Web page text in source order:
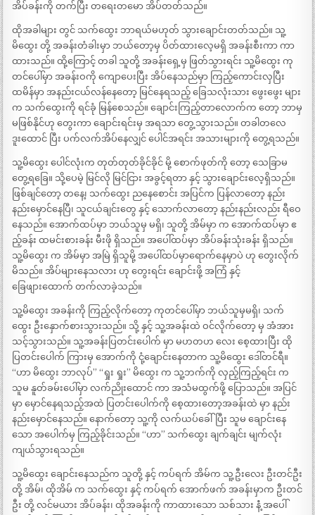
အိပ်ခန်းကို တက်ပြီး တရေးတမော အိပ်တတ်သည်။
ထိုအခါများ တွင် သက်ထွေး ဘာရယ်မဟုတ် သွားချောင်းတတ်သည်။ သူ့
မိထွေး တို့ အခန်းတံခါးမှာ ဘယ်တော့မှ ပိတ်ထားလေ့မရှိ အခန်းစီးကာ ကာ
ထားသည်။ ထို့ကြောင့် တခါ သူတို့ အခန်းရှေ့မှ ဖြတ်သွားရင်း သူ့မိထွေး ကု
တင်ပေါ်မှာ အခန်းဝကို ကျောပေးပြီး အိပ်နေသည်မှာ ကြည့်ကောင်းလှပြီး
ထမိန်မှာ အနည်းငယ်လန်နေတော့ မြင်နေရသည့် ခြေသလုံးသား ဖွေးဖွေး များ
က သက်ထွေးကို ရင်ခုံ မြန်စေသည်။ ချောင်းကြည့်တာလောက်က တော့ ဘာမှ
မဖြစ်နိုင်ဟု တွေးကာ ချောင်းရင်းမှ အရသာ တွေ့သွားသည်။ တခါတလေ
ဒူးထောင် ပြီး ပက်လက်အိပ်နေလျှင် ပေါင်အရင်း အသားများကို တွေ့ရသည်။
သူ့မိထွေး ပေါင်လုံးက တုတ်တုတ်ခိုင်ခိုင် မို့ စောက်ဖုတ်ကို တော့ သေခြာမ
တွေ့ရခြေ။ သို့ပေမဲ့ မြင်လို မြင်ငြား အခွင့်ရတာ နှင့် သွားချောင်းလေ့ရှိသည်။
ဖြစ်ချင်တော့ တနေ့၊ သက်ထွေး ညနေစောင်း အပြင်က ပြန်လာတော့ နည်း
နည်းမှောင်နေပြီ၊ သူငယ်ချင်းတွေ နှင့် သောက်လာတော့ နည်းနည်းလည်း ရီဝေ
နေသည်။ အောက်ထပ်မှာ ဘယ်သူမှ မရှိ၊ သူတို့ အိမ်မှာ က အောက်ထပ်မှာ ဧ
ည့်ခန်း ထမင်းစားခန်း မီးဖို ရှိသည်။ အပေါ်ထပ်မှာ အိပ်ခန်းသုံးခန်း ရှိသည်။
သူ့မိထွေး က အိမ်မှာ အမြဲ ရှိသူမို့ အပေါ်ထပ်မှာရောက်နေမှာပဲ ဟု တွေးလိုက်
မိသည်။ အိပ်များနေသလား ဟု တွေးရင်း ချောင်းဖို့ အကြံ နှင့်
ခြေဖျားထောက် တက်လာခဲ့သည်။
သူ့မိထွေး အခန်းကို ကြည့်လိုက်တော့ ကုတင်ပေါ်မှာ ဘယ်သူမှမရှိ၊ သက်
ထွေး ဦးနှောက်စားသွားသည်။ သို့ နှင့် သူ့အခန်းထဲ ဝင်လိုက်တော့ မှ အံအား
သင့်သွားသည်။ သူ့အခန်းပြတင်းပေါက် မှာ မဟတဟ လေး စေ့ထားပြီး ထို
ပြတင်းပေါက် ကြားမှ အောက်ကို ငုံ့ချောင်းနေတာက သူ့မိထွေး ဒေါ်တင်ရီ။
“ဟာ မိထွေး ဘာလုပ်” “ရှုး ရှုး” မိထွေး က သူ့ဘက်ကို လှည့်ကြည့်ရင်း က
သူမ နူတ်ခမ်းပေါ်မှာ လက်ညိုးထောင် ကာ အသံမထွက်ဖို့ ပြောသည်။ အပြင်
မှာ မှောင်နေရသည့်အထဲ ပြတင်းပေါက်ကို စေ့ထားတော့အခန်းထဲ မှာ နည်း
နည်းမှောင်နေသည်။ နောက်တော့ သူ့ကို လက်ယပ်ခေါ်ပြီး သူမ ချောင်းနေ
သော အပေါက်မှ ကြည့်ခိုင်းသည်။ “ဟာ” သက်ထွေး ချက်ချင်း မျက်လုံး
ကျယ်သွားရသည်။
သူ့မိထွေး ချောင်းနေသည်က သူတို့ နှင့် ကပ်ရက် အိမ်က သူ့ဦးလေး ဦးတင်ဦး
တို့ အိမ်၊ ထိုအိမ် က သက်ထွေး နှင့် ကပ်ရက် အောက်ဖက် အခန်းမှာက ဦးတင်
ဦး တို့ လင်မယား အိပ်ခန်း၊ ထိုအခန်းကို ကာထားသော သစ်သား နံံ့ အပေါ်